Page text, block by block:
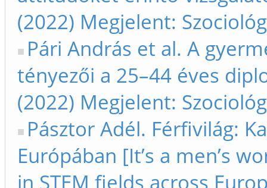
(2022) Megjelent:
Pári András et al. A
tényezői a 25–44 éves
(2022) Megjelent:
Pásztor Adél. Férfivilág:
Európában [It’s a men’s
in STEM fields across